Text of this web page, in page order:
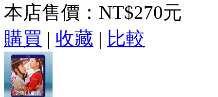
本店售價： NT$270元
購買 | 收藏 | 比較